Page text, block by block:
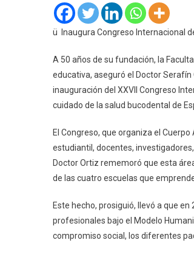
ü Inaugura Congreso Internacional
A 50 años de su fundación, la
educativa, aseguró el Doctor
inauguración del XXVII Congreso
cuidado de la salud bucodental de
El Congreso, que organiza el
estudiantil, docentes,
Doctor Ortiz rememoró que esta
de las cuatro escuelas que
Este hecho, prosiguió, llevó a que
profesionales bajo el Modelo
compromiso social, los diferentes